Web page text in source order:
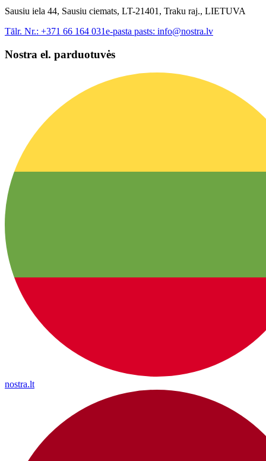
Sausiu iela 44, Sausiu ciemats, LT-21401, Traku raj., LIETUVA
Tālr. Nr.: +371 66 164 031e-pasta pasts: info@nostra.lv
Nostra el. parduotuvės
nostra.lt